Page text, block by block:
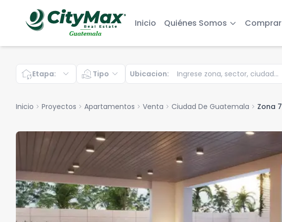
Inicio Quiénes Somos Comprar
wifi_homeEtapa: expand_more real_estate_agent Tipo expand_more Ubicacion:
Inicio chevron_right Proyectos chevron_right Apartamentos chevron_right Venta chevron_right Ciudad De Guatemala chevron_right Zona 7